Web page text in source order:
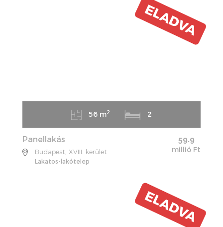
ELADVA
56 m2 2
59.9
millió Ft
Panellakás
Budapest, XVIII. kerület
Lakatos-lakótelep
ELADVA